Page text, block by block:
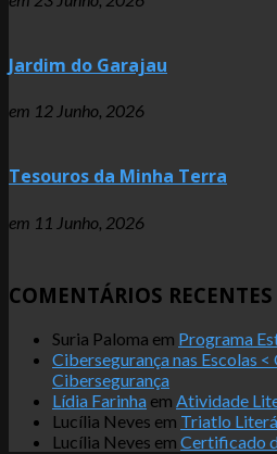
Jardim do Garajau
em 12 Junho, 2026
Tesouros da Minha Terra
em 11 Junho, 2026
COMENTÁRIOS RECENTES
Suria Paloma em Programa
Cibersegurança nas Escolas
Cibersegurança
Lídia Farinha em Atividade
Lucília Neves em Triatlo
Lucília Neves em Certificado